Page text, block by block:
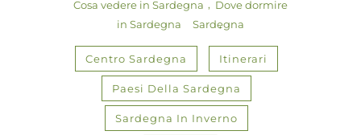
Cosa vedere in Sardegna
Dove dormire
in Sardegna
Sardegna
Centro Sardegna Itinerari
Paesi Della Sardegna
Sardegna In Inverno